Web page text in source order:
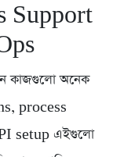
Support
কাজগুলো অনেক
process
setup এইগুলো